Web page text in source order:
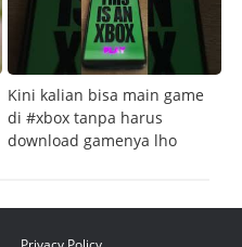
Kini kalian bisa main game
di #xbox tanpa harus
download gamenya lho